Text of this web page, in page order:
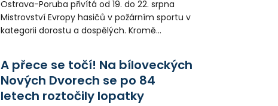
Ostrava-Poruba přivítá od 19. do 22. srpna
Mistrovství Evropy hasičů v požárním sportu v
kategorii dorostu a dospělých. Kromě
A přece se točí! Na bíloveckých
Nových Dvorech se po 84
letech roztočily lopatky